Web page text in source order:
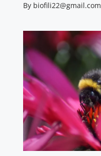
By biofili22@gmail.com